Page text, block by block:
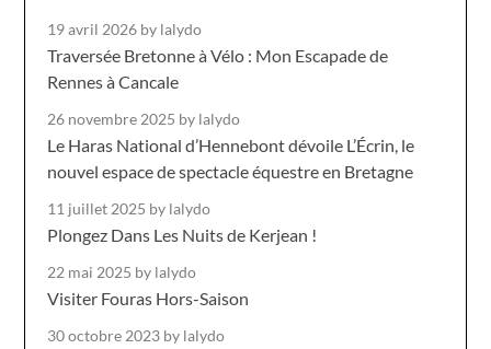
19 avril 2026 by lalydo
Traversée Bretonne à Vélo : Mon Escapade de
Rennes à Cancale
26 novembre 2025 by lalydo
Le Haras National d’Hennebont dévoile L’Écrin, le
nouvel espace de spectacle équestre en Bretagne
11 juillet 2025 by lalydo
Plongez Dans Les Nuits de Kerjean !
22 mai 2025 by lalydo
Visiter Fouras Hors-Saison
30 octobre 2023 by lalydo